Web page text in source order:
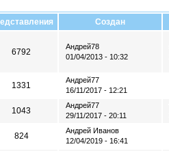
Создан
6792
Андрей78
01/04/2013 - 10:32
1331
Андрей77
16/11/2017 - 12:21
1043
Андрей77
29/11/2017 - 20:11
824
Андрей Иванов
12/04/2019 - 16:41